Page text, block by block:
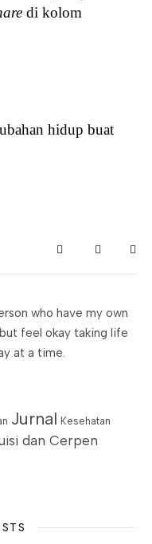
di kolom
hidup buat
who have my own
feel okay taking life
at a time.
Jurnal Kesehatan
dan Cerpen